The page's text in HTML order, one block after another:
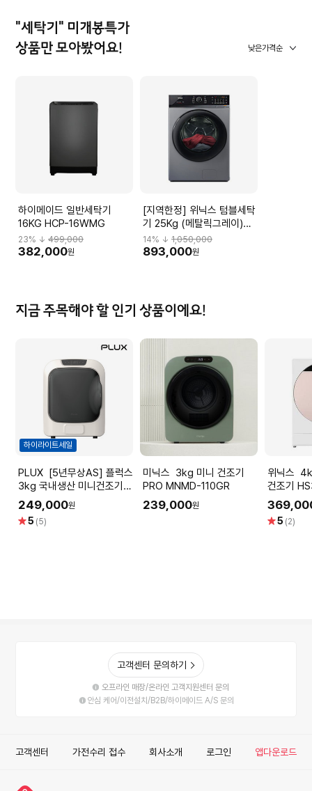
"세탁기" 미개봉특가
상품만 모아봤어요!
낮은가격순
하이메이드 일반세탁기
16KG HCP-16WMG
23% ↓ 499,000
382,000원
[지역한정] 위닉스 텀블세탁
기 25Kg (메탈릭그레이)
TMWM250-KSK
14% ↓1,050,000
893,000원
지금 주목해야 할 인기 상품이에요!
하이라이트세일
PLUX [5년무상AS] 플럭스
3kg 국내생산 미니건조기
PLX-DRY03PTCBG
249,000원
별5 (5)
미닉스 3kg 미니 건조기
PRO MNMD-110GR
239,000원
위닉스 4kg 인버터 컴팩트
건조기
랄베이지)
별5 (2)
고객센터 문의하기
오프라인 매장/온라인 고객지원센터 문의
안심 케어/이전설치/B2B/하이메이드 A/S 문의
고객센터 가전수리 접수 회사소개 로그인 앱다운로드